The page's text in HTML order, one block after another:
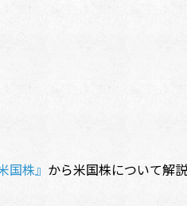
株』 から米国株について解